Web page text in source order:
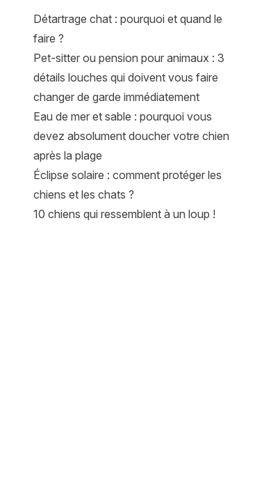
Détartrage chat : pourquoi et quand le
faire ?
Pet-sitter ou pension pour animaux : 3
détails louches qui doivent vous faire
changer de garde immédiatement
Eau de mer et sable : pourquoi vous
devez absolument doucher votre chien
après la plage
Éclipse solaire : comment protéger les
chiens et les chats ?
10 chiens qui ressemblent à un loup !